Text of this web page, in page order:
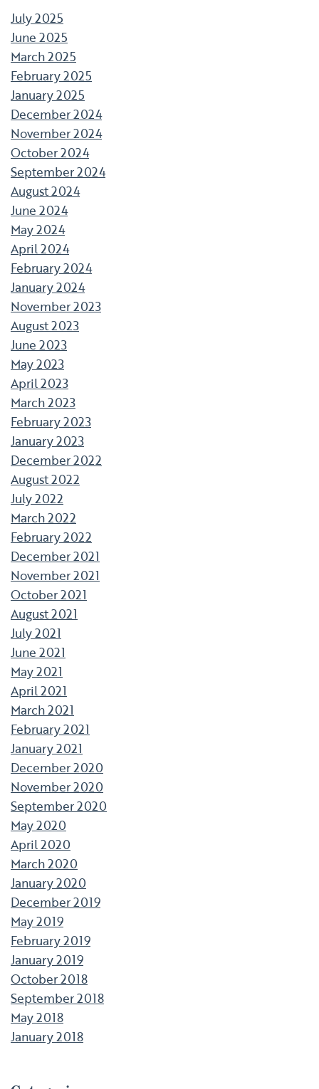
July 2025
June 2025
March 2025
February 2025
January 2025
December 2024
November 2024
October 2024
September 2024
August 2024
June 2024
May 2024
April 2024
February 2024
January 2024
November 2023
August 2023
June 2023
May 2023
April 2023
March 2023
February 2023
January 2023
December 2022
August 2022
July 2022
March 2022
February 2022
December 2021
November 2021
October 2021
August 2021
July 2021
June 2021
May 2021
April 2021
March 2021
February 2021
January 2021
December 2020
November 2020
September 2020
May 2020
April 2020
March 2020
January 2020
December 2019
May 2019
February 2019
January 2019
October 2018
September 2018
May 2018
January 2018